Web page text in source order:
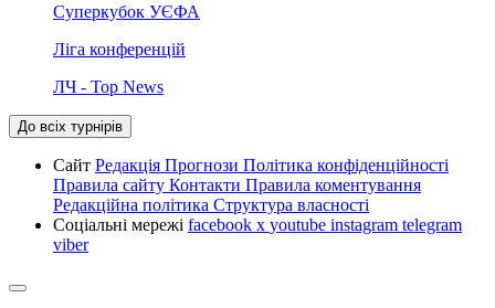
Суперкубок УЄФА
Ліга конференцій
ЛЧ - Top News
До всіх турнірів
Сайт Редакція Прогнози Політика конфіденційності
Правила сайту Контакти Правила коментування
Редакційна політика Структура власності
Соціальні мережі facebook x youtube instagram telegram
viber